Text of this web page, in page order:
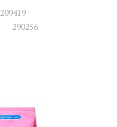
209419
290256